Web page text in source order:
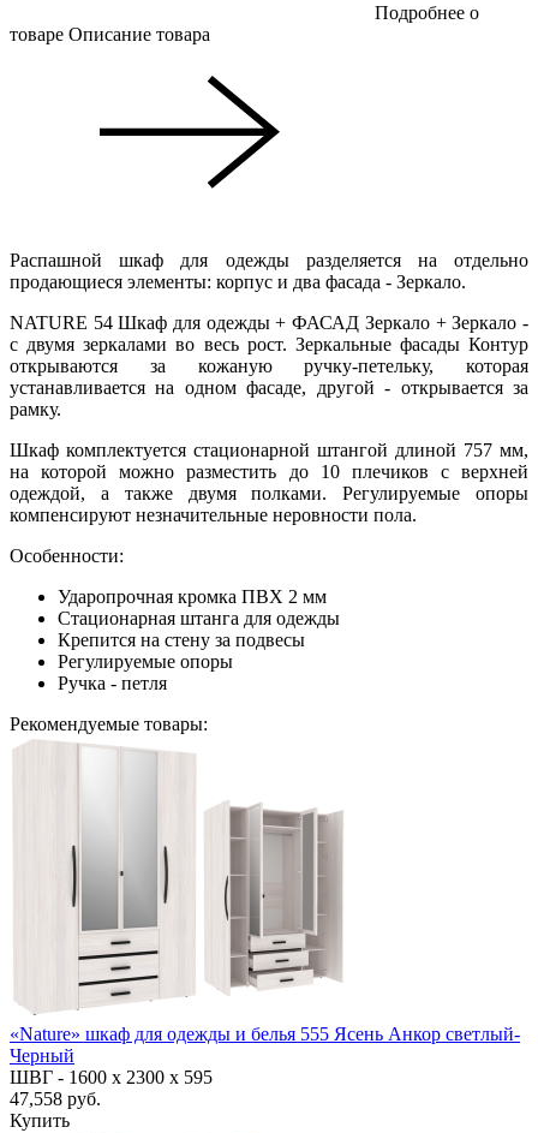
Подробнее о
товаре Описание товара
Распашной шкаф для одежды разделяется на отдельно
продающиеся элементы: корпус и два фасада - Зеркало.
NATURE 54 Шкаф для одежды + ФАСАД Зеркало + Зеркало -
с двумя зеркалами во весь рост. Зеркальные фасады Контур
открываются за кожаную ручку-петельку, которая
устанавливается на одном фасаде, другой - открывается за
рамку.
Шкаф комплектуется стационарной штангой длиной 757 мм,
на которой можно разместить до 10 плечиков с верхней
одеждой, а также двумя полками. Регулируемые опоры
компенсируют незначительные неровности пола.
Особенности:
Ударопрочная кромка ПВХ 2 мм
Стационарная штанга для одежды
Крепится на стену за подвесы
Регулируемые опоры
Ручка - петля
Рекомендуемые товары:
«Nature» шкаф для одежды и белья 555 Ясень Анкор светлый-
Черный
ШВГ - 1600 х 2300 х 595
47,558 руб.
Купить